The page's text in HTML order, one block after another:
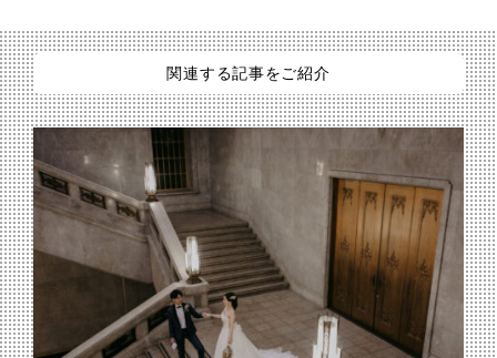
関連する記事をご紹介